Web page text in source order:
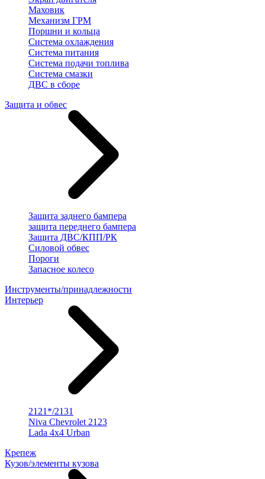
Маховик
Механизм ГРМ
Поршни и кольца
Система охлаждения
Система питания
Система подачи топлива
Система смазки
ДВС в сборе
Защита и обвес
Защита заднего бампера
защита переднего бампера
Защита ДВС/КПП/РК
Силовой обвес
Пороги
Запасное колесо
Инструменты/принадлежности
Интерьер
2121*/2131
Niva Chevrolet 2123
Lada 4x4 Urban
Крепеж
Кузов/элементы кузова